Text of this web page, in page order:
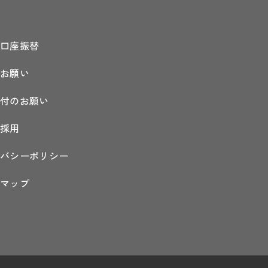
座振替
願い
のお願い
用
シーポリシー
ップ